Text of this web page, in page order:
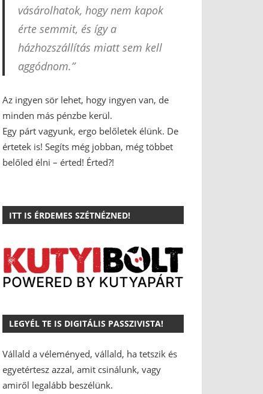
vásárolhatok, hogy nem kapok
érte semmit, és így a
házhozszállítás miatt sem kell
aggódnom.”
Az ingyen sör lehet, hogy ingyen van, de
minden más pénzbe kerül.
Egy párt vagyunk, ergo belőletek élünk. De
értetek is! Segíts még jobban, még többet
belőled élni – érted! Érted?!
ITT IS ÉRDEMES SZÉTNÉZNED!
LEGYÉL TE IS DIGITÁLIS PASSZIVISTA!
Vállald a véleményed, vállald, ha tetszik és
egyetértesz azzal, amit csinálunk, vagy
amiről legalább beszélünk.